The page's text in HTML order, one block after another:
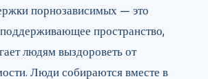
порнозависимых — это
пространство,
людям выздороветь от
Люди собираются вместе в